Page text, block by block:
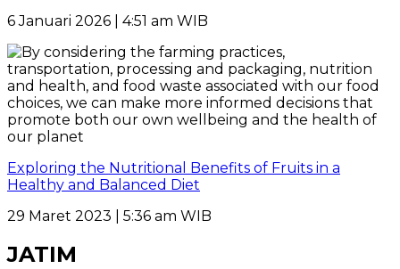
6 Januari 2026 | 4:51 am WIB
Exploring the Nutritional Benefits of Fruits in a
Healthy and Balanced Diet
29 Maret 2023 | 5:36 am WIB
JATIM